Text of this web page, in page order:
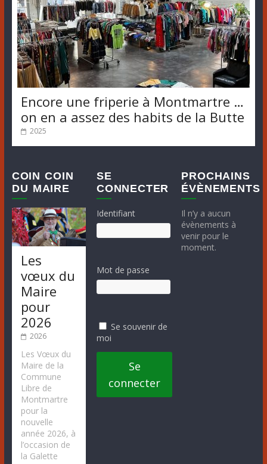
Encore une friperie à Montmartre …
on en a assez des habits de la Butte
2025
COIN COIN
DU MAIRE
Les
vœux du
Maire
pour
2026
2026
Les Vœux du
Maire de la
Commune
Libre de
Montmartre
pour la
nouvelle
année 2026, à
l’occasion de
la Galette
SE
CONNECTER
Identifiant
Mot de passe
Se souvenir de
moi
Se
connecter
PROCHAINS
ÉVÈNEMENTS
Il n’y a aucun
évènements à
venir pour le
moment.